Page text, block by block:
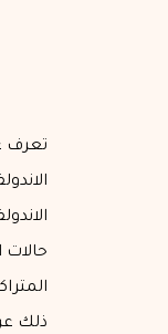
تعرف
حالات
ذلك